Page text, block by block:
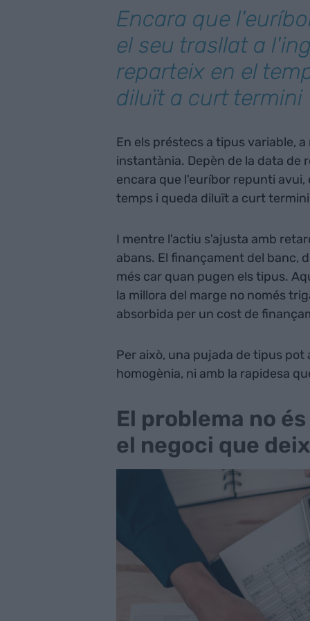
Encara que
el seu trasllat a
reparteix en el
diluït a curt termini
En els préstecs a tipus variable,
instantània. Depèn de la data de
encara que l'euríbor repunti
temps i queda diluït a curt
I mentre l'actiu s'ajusta amb
abans. El finançament del banc,
més car quan pugen els tipus.
la millora del marge no només
absorbida per un cost de
Per això, una pujada de tipus
homogènia, ni amb la rapidesa
El problema no
el negoci que